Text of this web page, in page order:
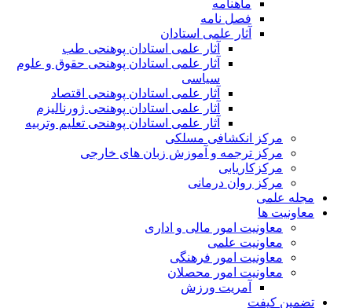
ماهنامه
فصل نامه
آثار علمی استادان
آثار علمی استادان پوهنحی طب
آثار علمی استادان پوهنحی حقوق و علوم
سیاسی
آثار علمی استادان پوهنحی اقتصاد
آثار علمی استادان پوهنحی ژورنالیزم
آثار علمی استادان پوهنحی تعلیم وتربیه
مرکز انکشافی مسلکی
مرکز ترجمه و آموزش زبان های خارجی
مرکزکاریابی
مرکز روان درمانی
مجله علمی
معاونیت ها
معاونیت امور مالی و اداری
معاونیت علمی
معاونیت امور فرهنگی
معاونیت امور محصلان
آمریت ورزش
تضمین کیفت